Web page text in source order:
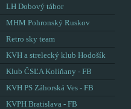
LH Dobový tábor
MHM Pohronský Ruskov
Retro sky team
KVH a strelecký klub Hodošík
Klub ČSĽA Kolíňany - FB
KVH PS Záhorská Ves - FB
KVPH Bratislava - FB